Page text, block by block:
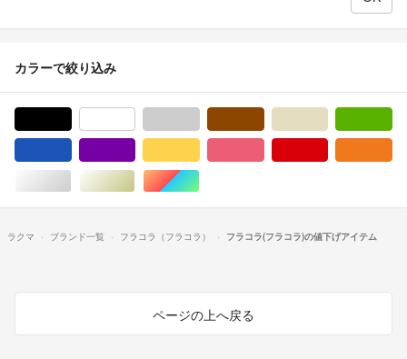
カラーで絞り込み
シルバー/銀色系ゴールド/金色系マルチカラー
ラクマ ブランド一覧 フラコラ（フラコラ） フラコラ(フラコラ)の値下げアイテム
ページの上へ戻る